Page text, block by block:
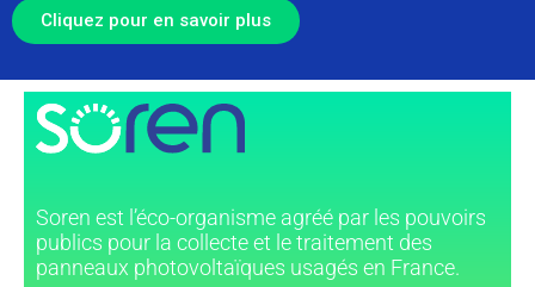
Cliquez pour en savoir plus
Soren est l’éco-organisme agréé par les pouvoirs
publics pour la collecte et le traitement des
panneaux photovoltaïques usagés en France.